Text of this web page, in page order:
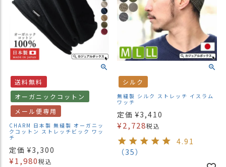
送料無料
オーガニックコットン
メール便専用
CHARM 日本製 無縫製 オーガニッ
クコットン ストレッチビック ワッ
チ
定価 ¥3,300
¥1,980税込
シルク
無縫製 シルク ストレッチ イスラム
ワッチ
定価 ¥3,410
¥2,728税込
4.91
（35）